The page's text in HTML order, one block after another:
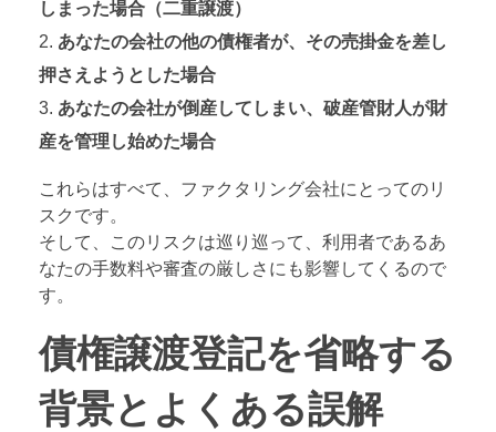
しまった場合（二重譲渡）
あなたの会社の他の債権者が、その売掛金を差し
押さえようとした場合
あなたの会社が倒産してしまい、破産管財人が財
産を管理し始めた場合
これらはすべて、ファクタリング会社にとってのリ
スクです。
そして、このリスクは巡り巡って、利用者であるあ
なたの手数料や審査の厳しさにも影響してくるので
す。
債権譲渡登記を省略する
背景とよくある誤解